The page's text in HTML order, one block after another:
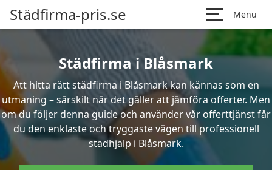
Städfirma-pris.se Menu
Städfirma i Blåsmark
Att hitta rätt städfirma i Blåsmark kan kännas som en
utmaning – särskilt när det gäller att jämföra offerter. Men
om du följer denna guide och använder vår offerttjänst får
du den enklaste och tryggaste vägen till professionell
städhjälp i Blåsmark.